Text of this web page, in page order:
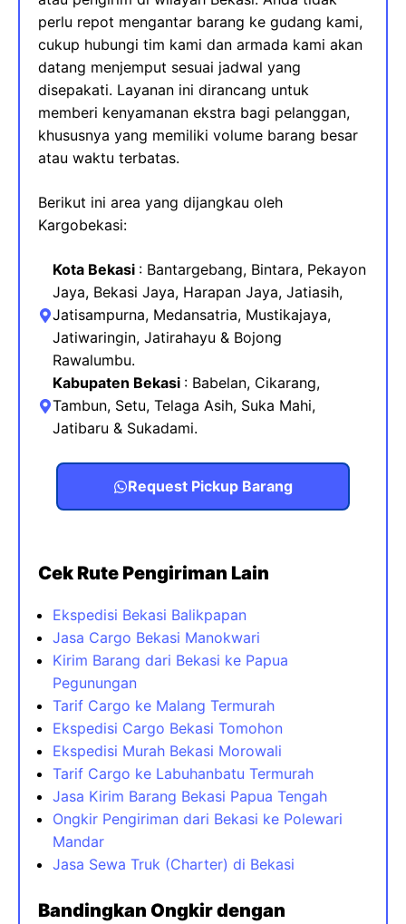
perlu repot mengantar barang ke gudang kami,
cukup hubungi tim kami dan armada kami akan
datang menjemput sesuai jadwal yang
disepakati. Layanan ini dirancang untuk
memberi kenyamanan ekstra bagi pelanggan,
khususnya yang memiliki volume barang besar
atau waktu terbatas.
Berikut ini area yang dijangkau oleh
Kargobekasi:
Kota Bekasi : Bantargebang, Bintara, Pekayon
Jaya, Bekasi Jaya, Harapan Jaya, Jatiasih,
Jatisampurna, Medansatria, Mustikajaya,
Jatiwaringin, Jatirahayu & Bojong
Rawalumbu.
Kabupaten Bekasi : Babelan, Cikarang,
Tambun, Setu, Telaga Asih, Suka Mahi,
Jatibaru & Sukadami.
Request Pickup Barang
Cek Rute Pengiriman Lain
Ekspedisi Bekasi Balikpapan
Jasa Cargo Bekasi Manokwari
Kirim Barang dari Bekasi ke Papua
Pegunungan
Tarif Cargo ke Malang Termurah
Ekspedisi Cargo Bekasi Tomohon
Ekspedisi Murah Bekasi Morowali
Tarif Cargo ke Labuhanbatu Termurah
Jasa Kirim Barang Bekasi Papua Tengah
Ongkir Pengiriman dari Bekasi ke Polewari
Mandar
Jasa Sewa Truk (Charter) di Bekasi
Bandingkan Ongkir dengan